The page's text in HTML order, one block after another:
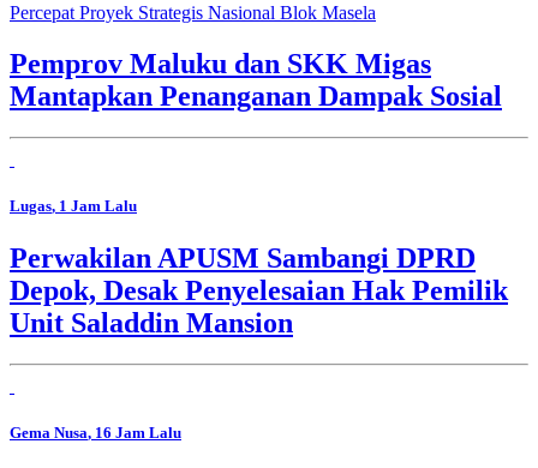
Percepat Proyek Strategis Nasional Blok Masela
Pemprov Maluku dan SKK Migas
Mantapkan Penanganan Dampak Sosial
Lugas, 1 Jam Lalu
Perwakilan APUSM Sambangi DPRD
Depok, Desak Penyelesaian Hak Pemilik
Unit Saladdin Mansion
Gema Nusa, 16 Jam Lalu